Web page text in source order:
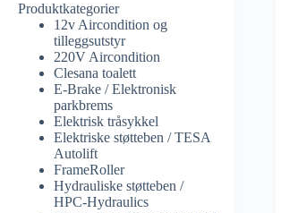
Produktkategorier
12v Aircondition og
tilleggsutstyr
220V Aircondition
Clesana toalett
E-Brake / Elektronisk
parkbrems
Elektrisk tråsykkel
Elektriske støtteben / TESA
Autolift
FrameRoller
Hydrauliske støtteben /
HPC-Hydraulics